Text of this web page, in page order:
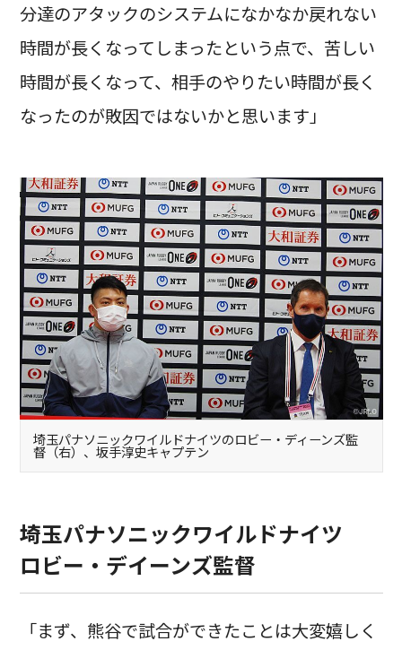
分達のアタックのシステムになかなか戻れない
時間が長くなってしまったという点で、苦しい
時間が長くなって、相手のやりたい時間が長く
なったのが敗因ではないかと思います」
埼玉パナソニックワイルドナイツのロビー・ディーンズ監
督（右）、坂手淳史キャプテン
埼玉パナソニックワイルドナイツ
ロビー・デイーンズ監督
「まず、熊谷で試合ができたことは大変嬉しく